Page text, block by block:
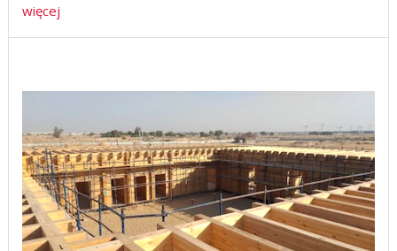
więcej